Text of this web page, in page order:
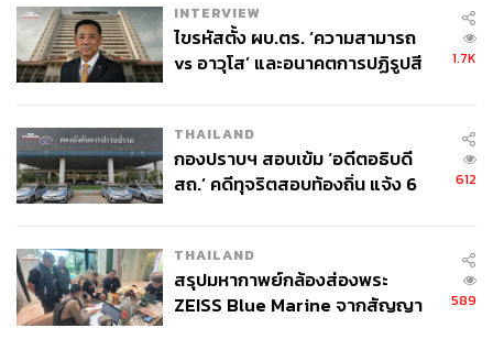
INTERVIEW
ไขรหัสตั้ง ผบ.ตร. ‘ความสามารถ
vs อาวุโส’ และอนาคตการปฏิรูปสี
1.7K
THAILAND
กองปราบฯ สอบเข้ม ‘อดีตอธิบดี
สถ.’ คดีทุจริตสอบท้องถิ่น แจ้ง 6
612
THAILAND
สรุปมหากาพย์กล้องส่องพระ
ZEISS Blue Marine จากสัญญา
589